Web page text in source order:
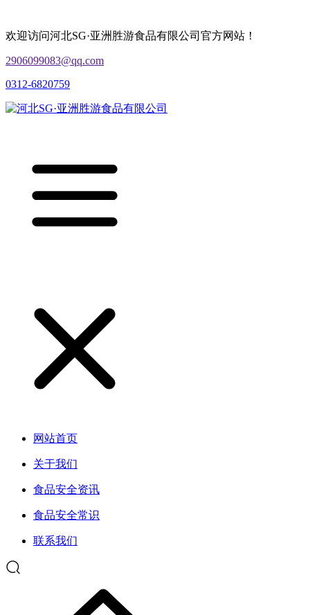
欢迎访问河北SG·亚洲胜游食品有限公司官方网站！
2906099083@qq.com
0312-6820759
网站首页
关于我们
食品安全资讯
食品安全常识
联系我们